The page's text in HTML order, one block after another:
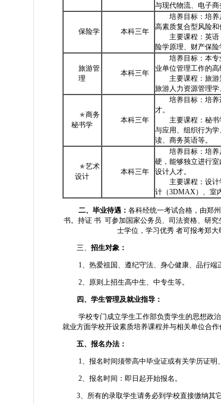
与现代物流、电子商
保险学 本科三年
培养目标：培
高素质复合型风险和
主要课程：英
险学原理、财产保险
旅游管
理
本科三年
培养目标：本
业单位管理工作的高
主要课程：旅游
旅游人力资源管理学
★商务
秘书学
本科三年
培养目标：培
才。
主要课程：秘
与应用、组织行为
读、商务英语等。
★艺术
设计
本科三年
培养目标：培
硬，能够独立进行
设计人才。
主要课程：设
计（3DMAX）、室
二、毕业待遇： 各科经统一考试合格，由郑
书。持证 书 可参加国家公务员、司法资格、研
士学位，学习优秀 者可报考郑大
三、 招生对象：
1、热爱祖国、遵纪守法、身心健康、品行端
2、原则上招生高中生、中专生等。
四、学生管理及就业指导：
学校专门成立学生工作部负责学生的思想政
就业方面学校开设素质培养课程并与相关单位合作
五、报名办法：
1、报名时间须带高中毕业证或有关学历证明
2、报名时间：即日起开始报名。
3、所有的录取学生请务必到学校直接缴纳其